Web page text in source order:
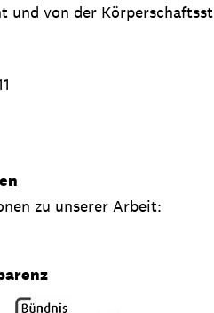
und von der
zu unserer Arbeit: